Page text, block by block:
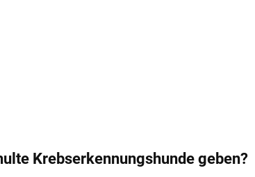
Krebserkennungshunde geben?